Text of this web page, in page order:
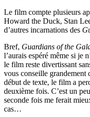
Le film compte plusieurs
Howard the Duck, Stan
d’autres incarnations des
Bref, Guardians of the
l’aurais espéré même si je
le film reste divertissant
vous conseille grandement
début de texte, le film a
deuxième fois. C’est un
seconde fois me ferait
cas…